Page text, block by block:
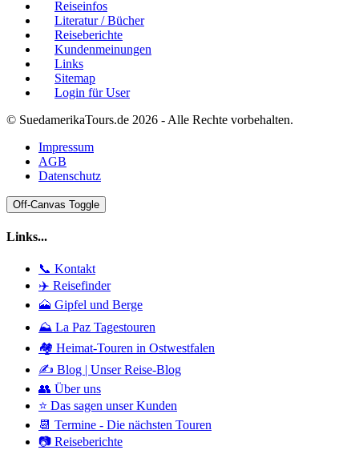
Reiseinfos
Literatur / Bücher
Reiseberichte
Kundenmeinungen
Links
Sitemap
Login für User
© SuedamerikaTours.de 2026 - Alle Rechte vorbehalten.
Impressum
AGB
Datenschutz
Off-Canvas Toggle
Links...
📞 Kontakt
✈️ Reisefinder
🗻 Gipfel und Berge
⛰️ La Paz Tagestouren
🏘️ Heimat-Touren in Ostwestfalen
✍️ Blog | Unser Reise-Blog
👥 Über uns
⭐ Das sagen unser Kunden
📆 Termine - Die nächsten Touren
📷 Reiseberichte